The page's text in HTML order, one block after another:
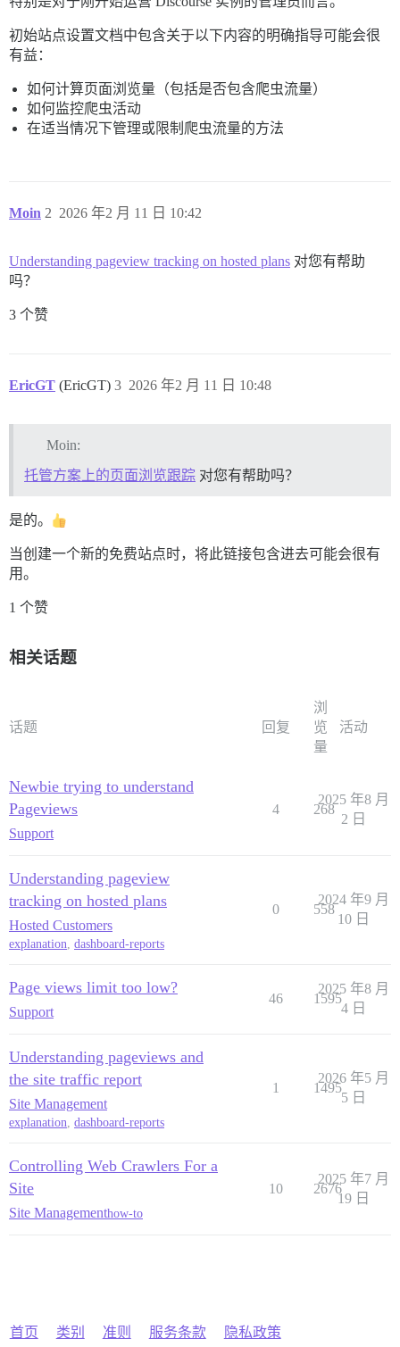
初始站点设置文档中包含关于以下内容的明确指导可能会很
有益：
如何计算页面浏览量（包括是否包含爬虫流量）
如何监控爬虫活动
在适当情况下管理或限制爬虫流量的方法
Moin 2026 年2 月 11 日 10:42
2
Understanding pageview tracking on hosted plans 对您有帮助
吗？
3 个赞
EricGT (EricGT) 2026 年2 月 11 日 10:48
3
Moin:
托管方案上的页面浏览跟踪 对您有帮助吗？
是的。
当创建一个新的免费站点时，将此链接包含进去可能会很有
用。
1 个赞
相关话题
话题 回复
浏
览
量
活动
Newbie trying to understand
Pageviews
Support
4 268
2025 年8 月
2 日
Understanding pageview
tracking on hosted plans
Hosted Customers
explanation, dashboard-reports
0 558
2024 年9 月
10 日
Page views limit too low?
Support
46 1595
2025 年8 月
4 日
Understanding pageviews and
the site traffic report
Site Management
explanation, dashboard-reports
1 1495
2026 年5 月
5 日
Controlling Web Crawlers For a
Site
Site Managementhow-to
10 2676
2025 年7 月
19 日
首页 类别 准则 服务条款 隐私政策